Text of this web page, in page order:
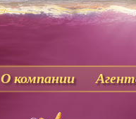
О компании